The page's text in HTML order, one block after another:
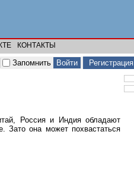
КОНТАКТЫ
Запомнить Регистрация
Россия и Индия обладают
Зато она может похвастаться